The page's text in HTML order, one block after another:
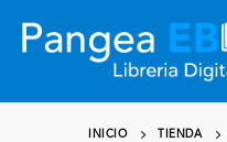
INICIO TIENDA